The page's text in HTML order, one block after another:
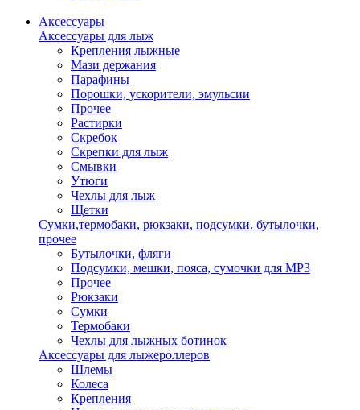
Аксессуары
Аксессуары для лыж
Крепления лыжные
Мази держания
Парафины
Порошки, ускорители, эмульсии
Прочее
Растирки
Скребок
Скрепки для лыж
Смывки
Утюги
Чехлы для лыж
Щетки
Сумки,термобаки, рюкзаки, подсумки, бутылочки,
прочее
Бутылочки, фляги
Подсумки, мешки, пояса, сумочки для MP3
Прочее
Рюкзаки
Сумки
Термобаки
Чехлы для лыжных ботинок
Аксессуары для лыжероллеров
Шлемы
Колеса
Крепления